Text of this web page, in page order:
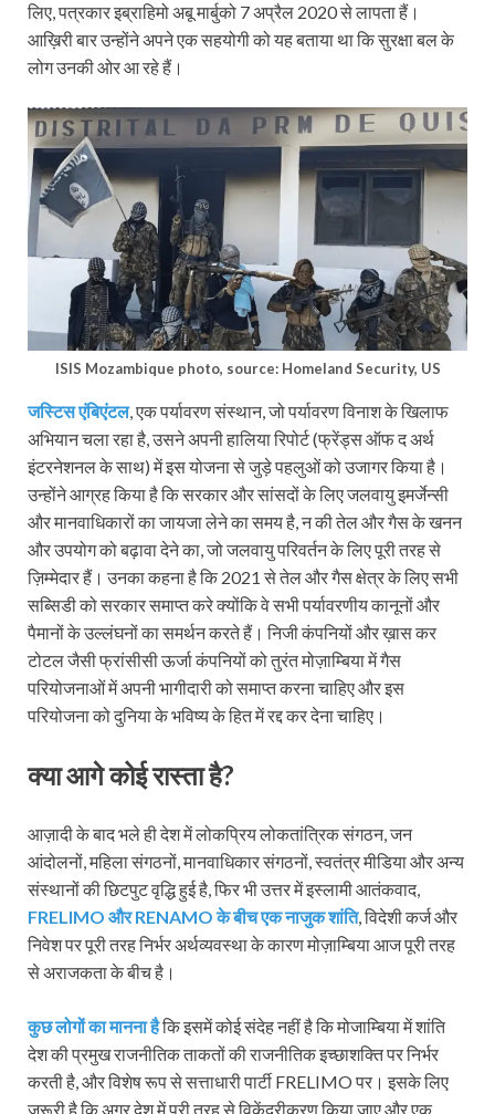
लिए, पत्रकार इब्राहिमो अबू मार्बुको 7 अप्रैल 2020 से लापता हैं।
आख़िरी बार उन्होंने अपने एक सहयोगी को यह बताया था कि सुरक्षा बल के
लोग उनकी ओर आ रहे हैं।
ISIS Mozambique photo, source: Homeland Security, US
जस्टिस एंबिएंटल, एक पर्यावरण संस्थान, जो पर्यावरण विनाश के खिलाफ
अभियान चला रहा है, उसने अपनी हालिया रिपोर्ट (फ्रेंड्स ऑफ द अर्थ
इंटरनेशनल के साथ) में इस योजना से जुड़े पहलुओं को उजागर किया है।
उन्होंने आग्रह किया है कि सरकार और सांसदों के लिए जलवायु इमर्जेन्सी
और मानवाधिकारों का जायजा लेने का समय है, न की तेल और गैस के खनन
और उपयोग को बढ़ावा देने का, जो जलवायु परिवर्तन के लिए पूरी तरह से
ज़िम्मेदार हैं। उनका कहना है कि 2021 से तेल और गैस क्षेत्र के लिए सभी
सब्सिडी को सरकार समाप्त करे क्योंकि वे सभी पर्यावरणीय कानूनों और
पैमानों के उल्लंघनों का समर्थन करते हैं। निजी कंपनियों और ख़ास कर
टोटल जैसी फ्रांसीसी ऊर्जा कंपनियों को तुरंत मोज़ाम्बिया में गैस
परियोजनाओं में अपनी भागीदारी को समाप्त करना चाहिए और इस
परियोजना को दुनिया के भविष्य के हित में रद्द कर देना चाहिए।
क्या आगे कोई रास्ता है?
आज़ादी के बाद भले ही देश में लोकप्रिय लोकतांत्रिक संगठन, जन
आंदोलनों, महिला संगठनों, मानवाधिकार संगठनों, स्वतंत्र मीडिया और अन्य
संस्थानों की छिटपुट वृद्धि हुई है, फिर भी उत्तर में इस्लामी आतंकवाद,
FRELIMO और RENAMO के बीच एक नाजुक शांति, विदेशी कर्ज और
निवेश पर पूरी तरह निर्भर अर्थव्यवस्था के कारण मोज़ाम्बिया आज पूरी तरह
से अराजकता के बीच है।
कुछ लोगों का मानना हैकि इसमें कोई संदेह नहीं है कि मोजाम्बिया में शांति
देश की प्रमुख राजनीतिक ताकतों की राजनीतिक इच्छाशक्ति पर निर्भर
करती है, और विशेष रूप से सत्ताधारी पार्टी FRELIMO पर। इसके लिए
ज़रूरी है कि अगर देश में पूरी तरह से विकेंद्रीकरण किया जाए और एक